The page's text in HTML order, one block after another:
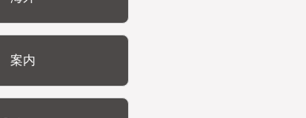
案内